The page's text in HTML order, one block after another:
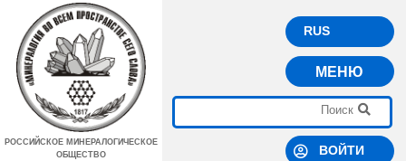
РОССИЙСКОЕ МИНЕРАЛОГИЧЕСКОЕ
ОБЩЕСТВО
RUS
МЕНЮ
ВОЙТИ